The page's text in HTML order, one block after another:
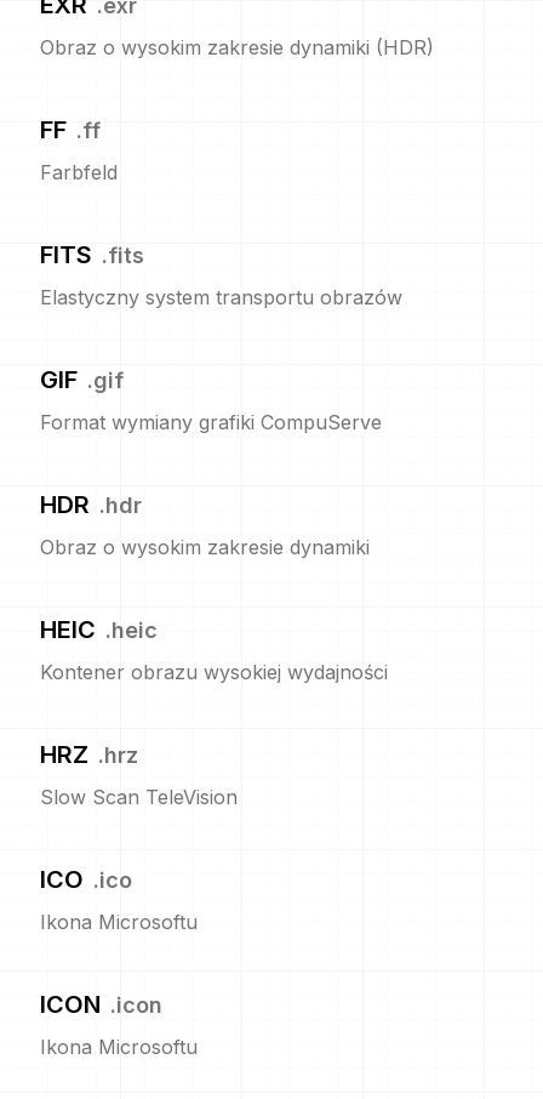
.exr
Obraz o wysokim zakresie dynamiki (HDR)
FF .ff
Farbfeld
FITS .fits
Elastyczny system transportu obrazów
GIF .gif
Format wymiany grafiki CompuServe
HDR .hdr
Obraz o wysokim zakresie dynamiki
HEIC .heic
Kontener obrazu wysokiej wydajności
HRZ .hrz
Slow Scan TeleVision
ICO .ico
Ikona Microsoftu
ICON .icon
Ikona Microsoftu